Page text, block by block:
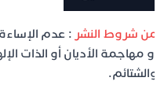
شروط النشر: عدم الإساءة
مهاجمة الأديان أو الذات